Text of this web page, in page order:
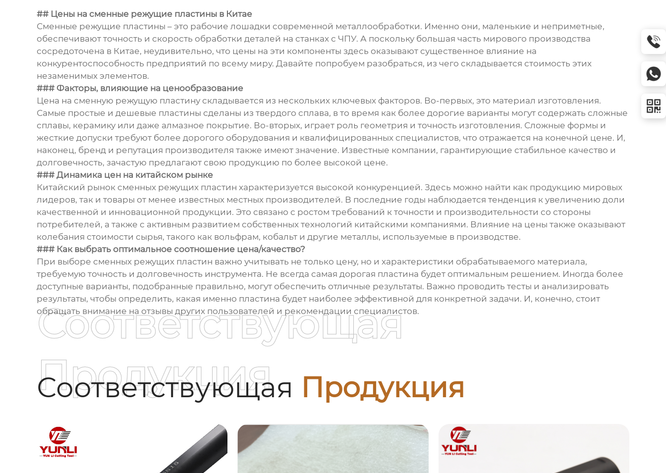
## Цены на сменные режущие пластины в Китае
Сменные режущие пластины – это рабочие лошадки современной металлообработки. Именно они, маленькие и неприметные,
обеспечивают точность и скорость обработки деталей на станках с ЧПУ. А поскольку большая часть мирового производства
сосредоточена в Китае, неудивительно, что цены на эти компоненты здесь оказывают существенное влияние на
конкурентоспособность предприятий по всему миру. Давайте попробуем разобраться, из чего складывается стоимость этих
незаменимых элементов.
### Факторы, влияющие на ценообразование
Цена на сменную режущую пластину складывается из нескольких ключевых факторов. Во-первых, это материал изготовления.
Самые простые и дешевые пластины сделаны из твердого сплава, в то время как более дорогие варианты могут содержать сложные
сплавы, керамику или даже алмазное покрытие. Во-вторых, играет роль геометрия и точность изготовления. Сложные формы и
жесткие допуски требуют более дорогого оборудования и квалифицированных специалистов, что отражается на конечной цене. И,
наконец, бренд и репутация производителя также имеют значение. Известные компании, гарантирующие стабильное качество и
долговечность, зачастую предлагают свою продукцию по более высокой цене.
### Динамика цен на китайском рынке
Китайский рынок сменных режущих пластин характеризуется высокой конкуренцией. Здесь можно найти как продукцию мировых
лидеров, так и товары от менее известных местных производителей. В последние годы наблюдается тенденция к увеличению доли
качественной и инновационной продукции. Это связано с ростом требований к точности и производительности со стороны
потребителей, а также с активным развитием собственных технологий китайскими компаниями. Влияние на цены также оказывают
колебания стоимости сырья, такого как вольфрам, кобальт и другие металлы, используемые в производстве.
### Как выбрать оптимальное соотношение цена/качество?
При выборе сменных режущих пластин важно учитывать не только цену, но и характеристики обрабатываемого материала,
требуемую точность и долговечность инструмента. Не всегда самая дорогая пластина будет оптимальным решением. Иногда более
доступные варианты, подобранные правильно, могут обеспечить отличные результаты. Важно проводить тесты и анализировать
результаты, чтобы определить, какая именно пластина будет наиболее эффективной для конкретной задачи. И, конечно, стоит
обращать внимание на отзывы других пользователей и рекомендации специалистов.
Соответствующая Продукция
Соответствующая
Продукция